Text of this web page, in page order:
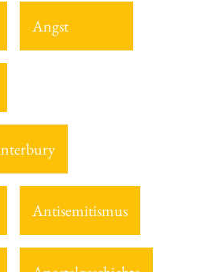
Angst
Antisemitismus